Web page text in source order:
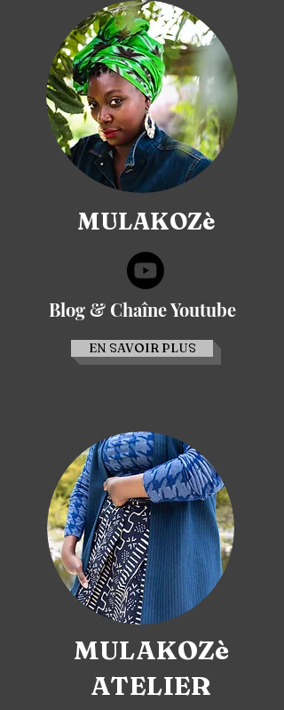
MULAKOZè
Blog & Chaîne Youtube
EN SAVOIR PLUS
MULAKOZè
ATELIER